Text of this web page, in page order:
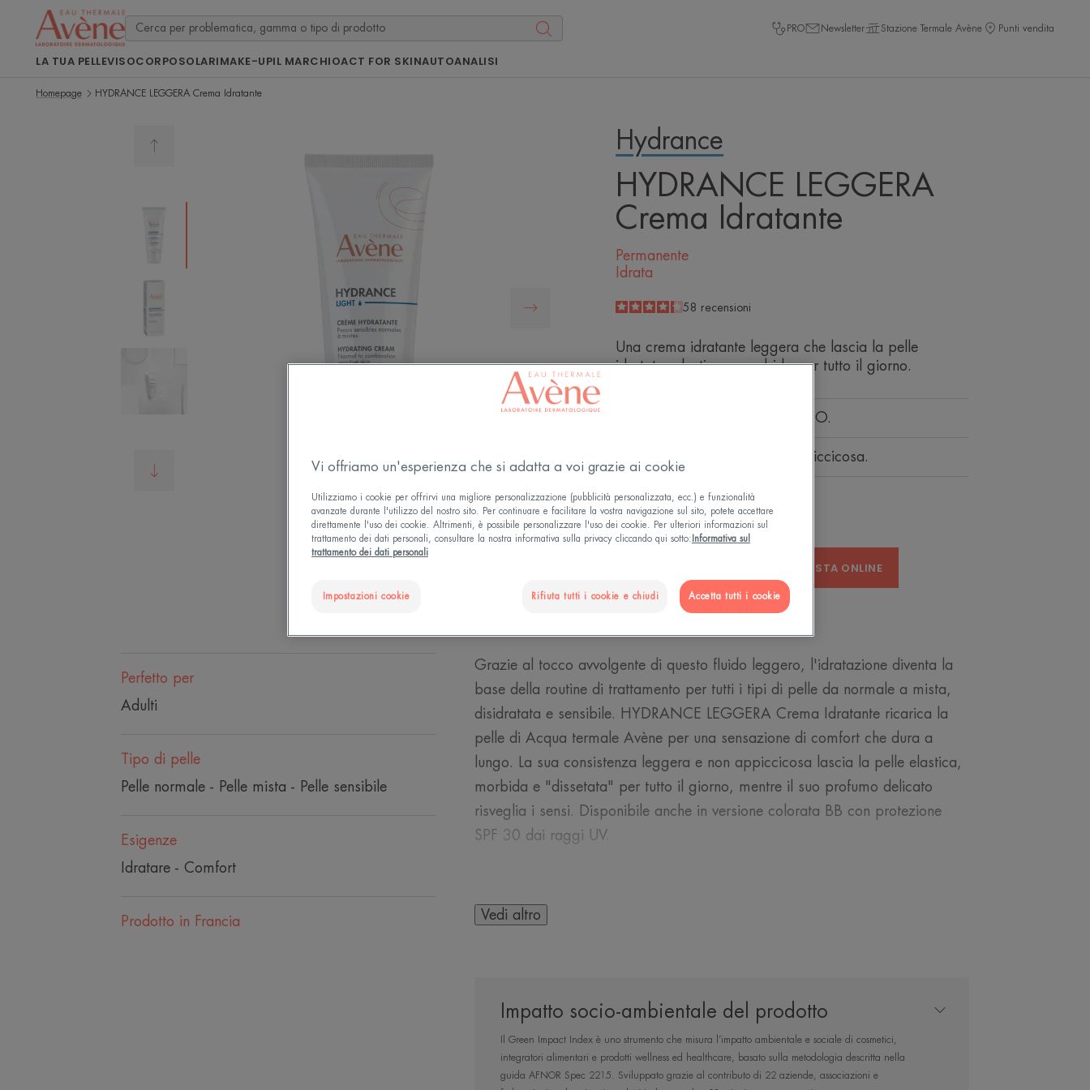
PRO Newsletter Stazione Termale Avène Punti vendita
LA TUA PELLEVISOCORPOSOLARIMAKE-UPIL MARCHIOACT FOR SKINAUTOANALISI
Homepage HYDRANCE LEGGERA Crema Idratante
Hydrance
HYDRANCE LEGGERA
Crema Idratante
Permanente
Idrata
4.3
/
5
58 recensioni
Una crema idratante leggera che lascia la pelle
idratata, elastica e morbida per tutto il giorno.
IDRATA PER TUTTO IL GIORNO.
Idratante, addolcente, non appiccicosa.
Tubo Tubo
40ml
ACQUISTA ONLINE
Perfetto per
Adulti
Tipo di pelle
Pelle normale - Pelle mista - Pelle sensibile
Esigenze
Idratare - Comfort
Prodotto in Francia
Grazie al tocco avvolgente di questo fluido leggero, l'idratazione diventa la
base della routine di trattamento per tutti i tipi di pelle da normale a mista,
disidratata e sensibile. HYDRANCE LEGGERA Crema Idratante ricarica la
pelle di Acqua termale Avène per una sensazione di comfort che dura a
lungo. La sua consistenza leggera e non appiccicosa lascia la pelle elastica,
morbida e "dissetata" per tutto il giorno, mentre il suo profumo delicato
risveglia i sensi. Disponibile anche in versione colorata BB con protezione
SPF 30 dai raggi UV.
Una ricarica di acqua termale per
una pelle idratata per tutto il giorno,
Vedi altro
Impatto socio-ambientale del prodotto
Il Green Impact Index è uno strumento che misura l’impatto ambientale e sociale di cosmetici,
integratori alimentari e prodotti wellness ed healthcare, basato sulla metodologia descritta nella
guida AFNOR Spec 2215. Sviluppato grazie al contributo di 22 aziende, associazioni e
Vi offriamo un'esperienza che si adatta a voi grazie ai cookie
Utilizziamo i cookie per offrirvi una migliore personalizzazione (pubblicità personalizzata, ecc.) e funzionalità
avanzate durante l'utilizzo del nostro sito. Per continuare e facilitare la vostra navigazione sul sito, potete accettare
direttamente l'uso dei cookie. Altrimenti, è possibile personalizzare l'uso dei cookie. Per ulteriori informazioni sul
trattamento dei dati personali, consultare la nostra informativa sulla privacy cliccando qui sotto: Informativa sul
trattamento dei dati personali
Impostazioni cookie Rifiuta tutti i cookie e chiudi Accetta tutti i cookie